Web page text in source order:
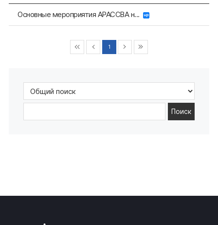
Основные мероприятия АРАССВА н...
1
Поиск